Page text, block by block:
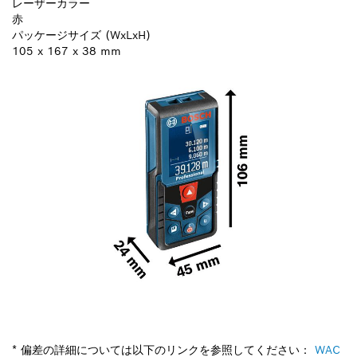
レーザーカラー
赤
パッケージサイズ (WxLxH)
105 x 167 x 38 mm
* 偏差の詳細については以下のリンクを参照してください： WAC